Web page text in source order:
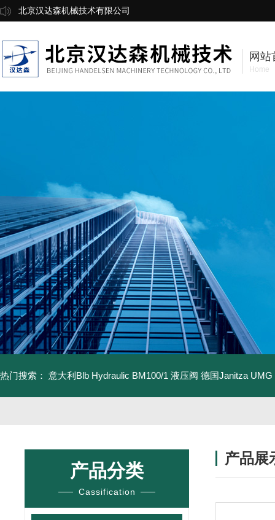
北京汉达森机械技术有限公司
网站
Home
热门搜索： 意大利Blb Hydraulic BM100/1 液压阀 德国Janitza UMG
产品分类
Cassification
产品展